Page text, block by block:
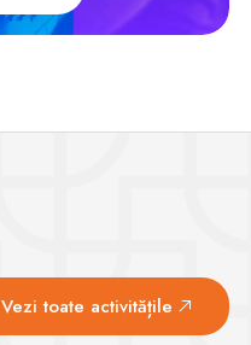
Vezi toate activitățile